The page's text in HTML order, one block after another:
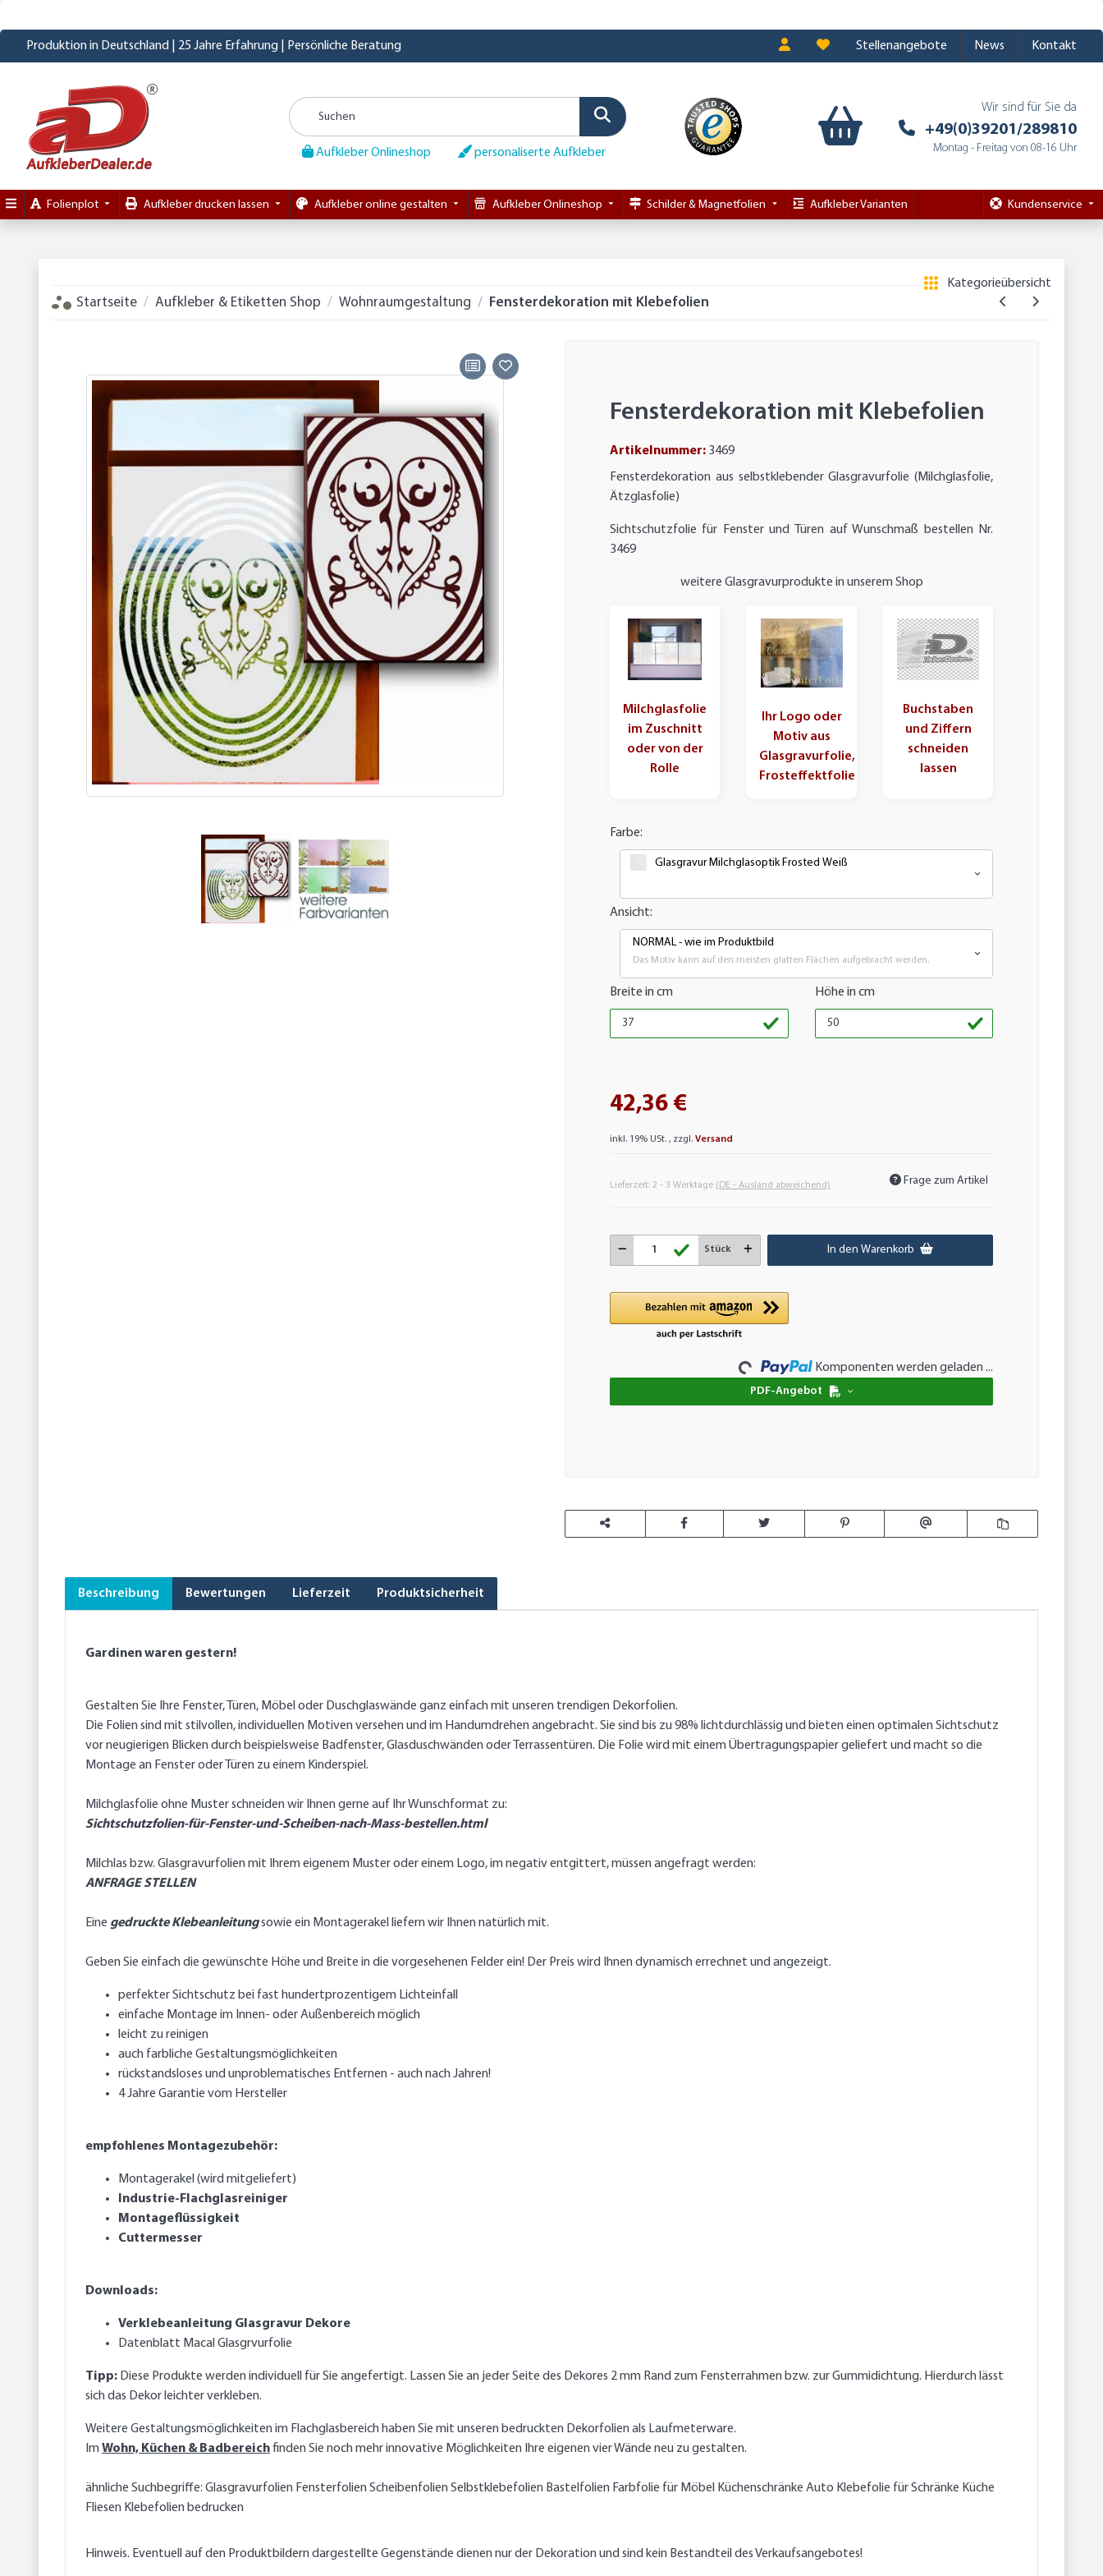
Produktion in Deutschland | 25 Jahre Erfahrung | Persönliche Beratung Stellenangebote News Kontakt
Aufkleber Onlineshop personaliserte Aufkleber
Wir sind für Sie da
+49(0)39201/289810
Montag - Freitag von 08-16 Uhr
Folienplot Aufkleber drucken lassen Aufkleber online gestalten Aufkleber Onlineshop Schilder & Magnetfolien Aufkleber Varianten Kundenservice
Startseite Aufkleber & Etiketten Shop Wohnraumgestaltung Fensterdekoration mit Klebefolien
Kategorieübersicht
Fensterdekoration mit Klebefolien
Artikelnummer: 3469
Fensterdekoration aus selbstklebender Glasgravurfolie (Milchglasfolie,
Ätzglasfolie)
Sichtschutzfolie für Fenster und Türen auf Wunschmaß bestellen Nr.
3469
weitere Glasgravurprodukte in unserem Shop
Milchglasfolie
im Zuschnitt
oder von der
Rolle
Ihr Logo oder
Motiv aus
Glasgravurfolie,
Frosteffektfolie
Buchstaben
und Ziffern
schneiden
lassen
Farbe:
Glasgravur Milchglasoptik Frosted Weiß
Ansicht:
NORMAL - wie im Produktbild
Das Motiv kann auf den meisten glatten Flächen aufgebracht werden.
Breite in cm Höhe in cm
42,36 €
inkl. 19% USt. , zzgl. Versand
Lieferzeit: 2 - 3 Werktage (DE - Ausland abweichend) Frage zum Artikel
Stück In den Warenkorb
Loading... Komponenten werden geladen ...
PDF-Angebot
Beschreibung Bewertungen Lieferzeit Produktsicherheit
Gardinen waren gestern!
Gestalten Sie Ihre Fenster, Türen, Möbel oder Duschglaswände ganz einfach mit unseren trendigen Dekorfolien.
Die Folien sind mit stilvollen, individuellen Motiven versehen und im Handumdrehen angebracht. Sie sind bis zu 98% lichtdurchlässig und bieten einen optimalen Sichtschutz
vor neugierigen Blicken durch beispielsweise Badfenster, Glasduschwänden oder Terrassentüren. Die Folie wird mit einem Übertragungspapier geliefert und macht so die
Montage an Fenster oder Türen zu einem Kinderspiel.
Milchglasfolie ohne Muster schneiden wir Ihnen gerne auf Ihr Wunschformat zu:
Sichtschutzfolien-für-Fenster-und-Scheiben-nach-Mass-bestellen.html
Milchlas bzw. Glasgravurfolien mit Ihrem eigenem Muster oder einem Logo, im negativ entgittert, müssen angefragt werden:
ANFRAGE STELLEN
Eine gedruckte Klebeanleitungsowie ein Montagerakel liefern wir Ihnen natürlich mit.
Geben Sie einfach die gewünschte Höhe und Breite in die vorgesehenen Felder ein! Der Preis wird Ihnen dynamisch errechnet und angezeigt.
perfekter Sichtschutz bei fast hundertprozentigem Lichteinfall
einfache Montage im Innen- oder Außenbereich möglich
leicht zu reinigen
auch farbliche Gestaltungsmöglichkeiten
rückstandsloses und unproblematisches Entfernen - auch nach Jahren!
4 Jahre Garantie vom Hersteller
empfohlenes Montagezubehör:
Montagerakel (wird mitgeliefert)
Industrie-Flachglasreiniger
Montageflüssigkeit
Cuttermesser
Downloads:
Verklebeanleitung Glasgravur Dekore
Datenblatt Macal Glasgrvurfolie
Tipp: Diese Produkte werden individuell für Sie angefertigt. Lassen Sie an jeder Seite des Dekores 2 mm Rand zum Fensterrahmen bzw. zur Gummidichtung. Hierdurch lässt
sich das Dekor leichter verkleben.
Weitere Gestaltungsmöglichkeiten im Flachglasbereich haben Sie mit unseren bedruckten Dekorfolien als Laufmeterware.
Im Wohn, Küchen & Badbereichfinden Sie noch mehr innovative Möglichkeiten Ihre eigenen vier Wände neu zu gestalten.
ähnliche Suchbegriffe: Glasgravurfolien Fensterfolien Scheibenfolien Selbstklebefolien Bastelfolien Farbfolie für Möbel Küchenschränke Auto Klebefolie für Schränke Küche
Fliesen Klebefolien bedrucken
Hinweis. Eventuell auf den Produktbildern dargestellte Gegenstände dienen nur der Dekoration und sind kein Bestandteil des Verkaufsangebotes!